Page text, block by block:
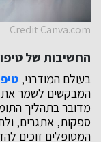
Credit Canva.com
החשיבות של
בעולם המודרני,
המבקשים לשמר את
מדובר בתהליך
ספקות, אתגרים,
המטופלים זוכים